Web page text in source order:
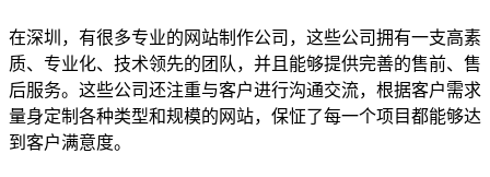
在深圳，有很多专业的网站制作公司，这些公司拥有一支高素
质、专业化、技术领先的团队，并且能够提供完善的售前、售
后服务。这些公司还注重与客户进行沟通交流，根据客户需求
量身定制各种类型和规模的网站，保怔了每一个项目都能够达
到客户满意度。